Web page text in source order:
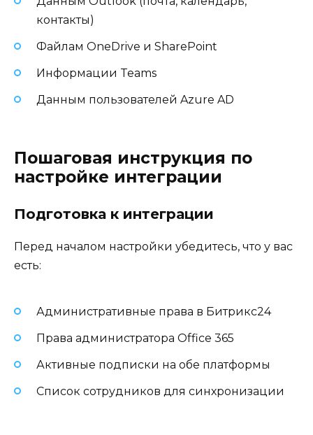
контакты)
Файлам OneDrive и SharePoint
Информации Teams
Данным пользователей Azure AD
Пошаговая инструкция по
настройке интеграции
Подготовка к интеграции
Перед началом настройки убедитесь, что у вас
есть:
Административные права в Битрикс24
Права администратора Office 365
Активные подписки на обе платформы
Список сотрудников для синхронизации